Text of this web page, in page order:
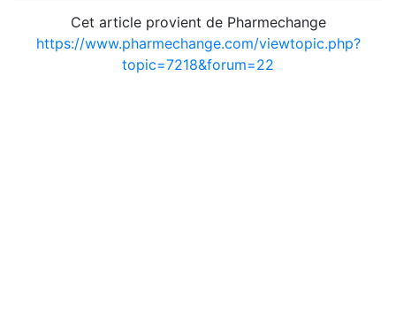
Cet article provient de Pharmechange
https://www.pharmechange.com/viewtopic.php?
topic=7218&forum=22